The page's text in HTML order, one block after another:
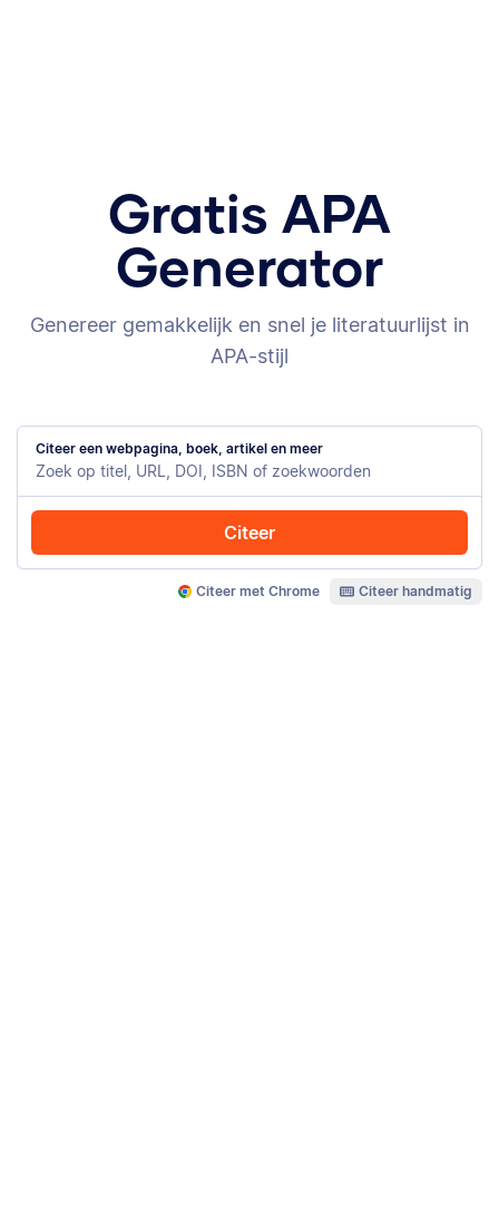
Gratis APA
Generator
Genereer gemakkelijk en snel je literatuurlijst in
APA-stijl
Citeer een webpagina, boek, artikel en meer
Citeer
Citeer met Chrome Citeer handmatig